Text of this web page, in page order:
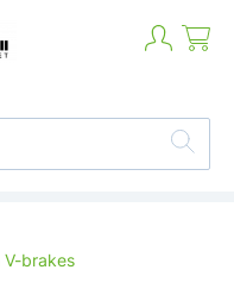
V-brakes